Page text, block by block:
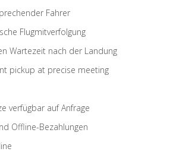
Fahrer
Flugmitverfolgung
Wartezeit nach der Landung
pickup at precise meeting
verfügbar auf Anfrage
Offline-Bezahlungen